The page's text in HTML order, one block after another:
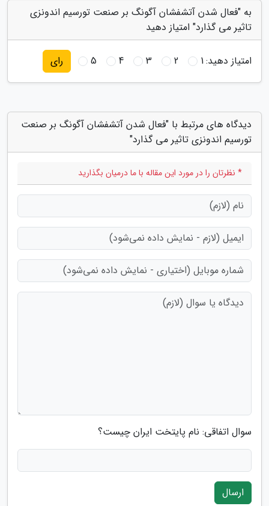
به "فعال شدن آتشفشان آگونگ بر صنعت تورسیم اندونزی
تاثیر می گذارد" امتیاز دهید
امتیاز دهید:1
2
3
4
5 رای
دیدگاه های مرتبط با "فعال شدن آتشفشان آگونگ بر صنعت
تورسیم اندونزی تاثیر می گذارد"
* نظرتان را در مورد این مقاله با ما درمیان بگذارید
سوال اتفاقی: نام پایتخت ایران چیست؟
ارسال